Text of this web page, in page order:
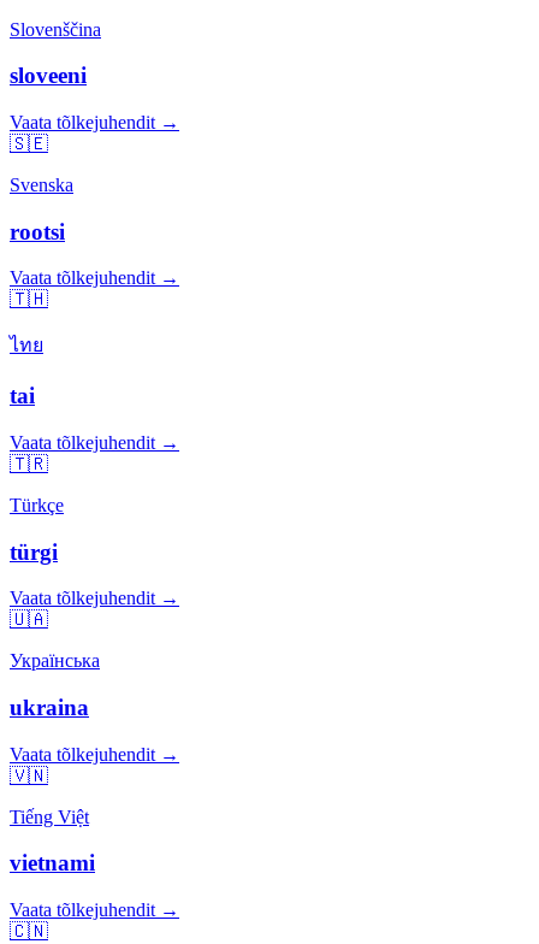
Slovenščina
sloveeni
Vaata tõlkejuhendit →
🇸🇪
Svenska
rootsi
Vaata tõlkejuhendit →
🇹🇭
ไทย
tai
Vaata tõlkejuhendit →
🇹🇷
Türkçe
türgi
Vaata tõlkejuhendit →
🇺🇦
Українська
ukraina
Vaata tõlkejuhendit →
🇻🇳
Tiếng Việt
vietnami
Vaata tõlkejuhendit →
🇨🇳